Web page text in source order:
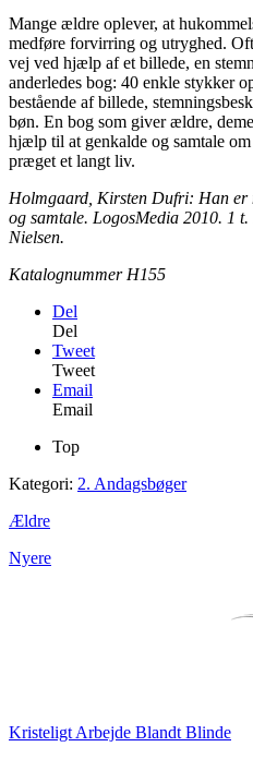
Mange ældre oplever, at
medføre forvirring og utryghed.
vej ved hjælp af et billede, en
anderledes bog: 40 enkle stykker
bestående af billede,
bøn. En bog som giver ældre,
hjælp til at genkalde og samtale
præget et langt liv.
Holmgaard, Kirsten Dufri: Han er
og samtale. LogosMedia 2010. 1
Nielsen.
Katalognummer H155
Del
Del
Tweet
Tweet
Email
Email
Top
Kategori: 2. Andagsbøger
Ældre
Nyere
Kristeligt Arbejde Blandt Blinde